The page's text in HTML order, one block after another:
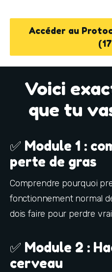
Accéder au
Voici
que tu
✅ Module 1 :
perte de gras
Comprendre pourquoi
fonctionnement normal
dois faire pour perdre
✅ Module 2 :
cerveau